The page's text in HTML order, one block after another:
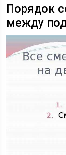
Порядок
между